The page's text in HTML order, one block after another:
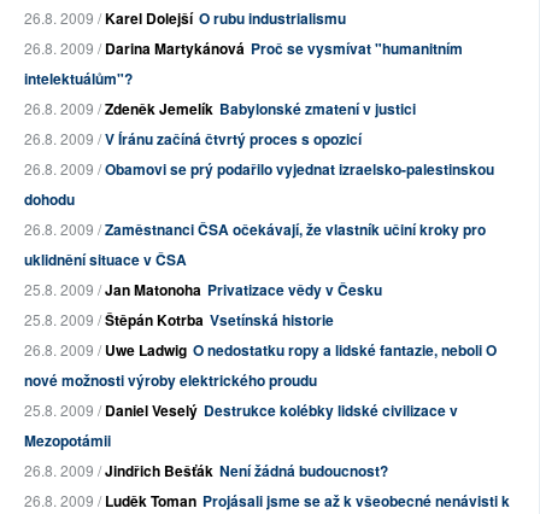
26.8. 2009 /Karel Dolejší O rubu industrialismu
26.8. 2009 /Darina Martykánová Proč se vysmívat "humanitním
intelektuálům"?
26.8. 2009 /Zdeněk Jemelík Babylonské zmatení v justici
26.8. 2009 /V Íránu začíná čtvrtý proces s opozicí
26.8. 2009 /Obamovi se prý podařilo vyjednat izraelsko-palestinskou
dohodu
26.8. 2009 /Zaměstnanci ČSA očekávají, že vlastník učiní kroky pro
uklidnění situace v ČSA
25.8. 2009 /Jan Matonoha Privatizace vědy v Česku
25.8. 2009 /Štěpán Kotrba Vsetínská historie
26.8. 2009 /Uwe Ladwig O nedostatku ropy a lidské fantazie, neboli O
nové možnosti výroby elektrického proudu
25.8. 2009 /Daniel Veselý Destrukce kolébky lidské civilizace v
Mezopotámii
26.8. 2009 /Jindřich Bešťák Není žádná budoucnost?
26.8. 2009 /Luděk Toman Projásali jsme se až k všeobecné nenávisti k